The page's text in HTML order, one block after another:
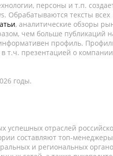
персоны и т.п.
Обрабатываются тексты всех
, аналитические обзоры
чем больше публикаций
профиль.
т.ч. презентацией о
годы.
успешных отраслей
составляют топ-
и региональных